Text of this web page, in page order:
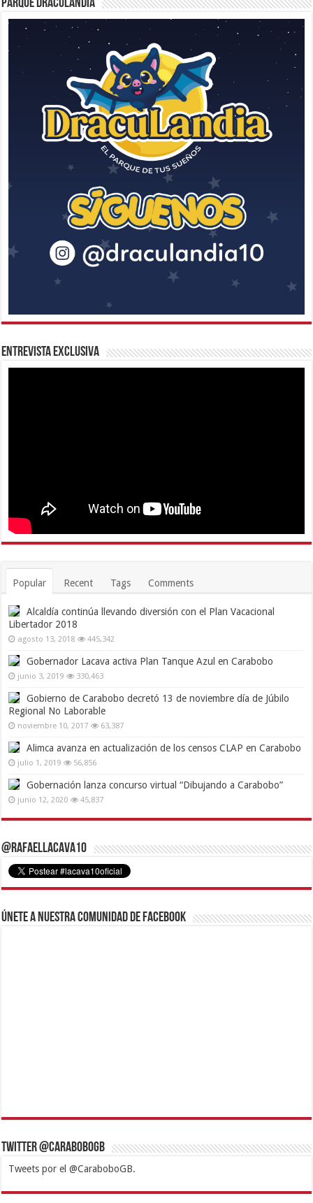
Parque Draculandia
Entrevista Exclusiva
Popular Recent Tags Comments
Alcaldía continúa llevando diversión con el Plan Vacacional
Libertador 2018
agosto 13, 2018 445,342
Gobernador Lacava activa Plan Tanque Azul en Carabobo
junio 3, 2019 330,463
Gobierno de Carabobo decretó 13 de noviembre día de Júbilo
Regional No Laborable
noviembre 10, 2017 63,387
Alimca avanza en actualización de los censos CLAP en Carabobo
julio 1, 2019 56,856
Gobernación lanza concurso virtual “Dibujando a Carabobo”
junio 12, 2020 45,837
@RafaelLacava10
Únete a nuestra comunidad de Facebook
Twitter @CaraboboGB
Tweets por el @CaraboboGB.
1xbetBetturkeyBetistKralbetSupertotobetTipobetMatadorbetMariobet
https://mvbcasino.com/